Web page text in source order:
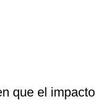
que el impacto